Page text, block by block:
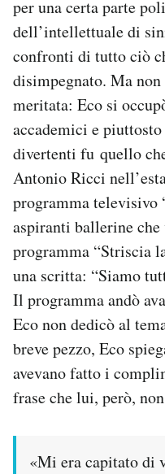
per una certa parte
dell’intellettuale di
confronti di tutto ciò
disimpegnato. Ma
meritata: Eco si
accademici e
divertenti fu quello
Antonio Ricci
programma televisivo
aspiranti ballerine
programma “Striscia
una scritta: “Siamo
Il programma andò
Eco non dedicò al
breve pezzo, Eco
avevano fatto i
frase che lui, però,
«Mi era capitato di